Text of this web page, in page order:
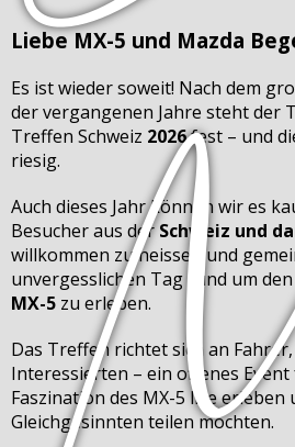
Liebe MX-5 und Mazda
Es ist wieder soweit! Nach dem
der vergangenen Jahre steht der
Treffen Schweiz 2026fest – und
riesig.
Auch dieses Jahr können wir es
Besucher aus derSchweiz und
willkommen zu heissen und
unvergesslichen Tag rund um
MX-5 zu erleben.
Das Treffen richtet sich an
Interessierten – ein offenes Event
Faszination des MX-5 live erleben
Gleichgesinnten teilen möchten.